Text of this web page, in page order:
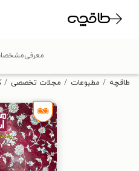
تخفیف از
طاقچه مطبوعات مجلات تخصصی
معرفی